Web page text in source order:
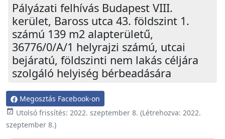
Pályázati felhívás Budapest VIII.
kerület, Baross utca 43. földszint 1.
számú 139 m2 alapterületű,
36776/0/A/1 helyrajzi számú, utcai
bejáratú, földszinti nem lakás céljára
szolgáló helyiség bérbeadására
Megosztás Facebook-on
 Utolsó frissítés: 2022. szeptember 8. (Létrehozva: 2022.
szeptember 8.)